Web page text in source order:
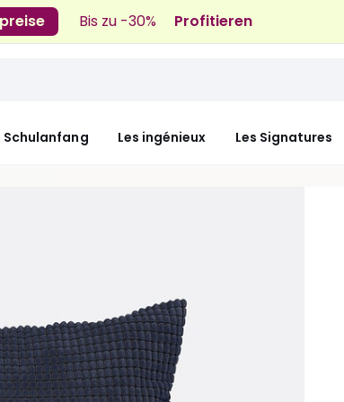
Bis zu -30% Profitieren
Schulanfang Les ingénieux Les Signatures